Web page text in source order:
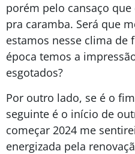
porém pelo cansaço
pra caramba. Será que
estamos nesse clima de
época temos a
esgotados?
Por outro lado, se é o
seguinte é o início de
começar 2024 me
energizada pela